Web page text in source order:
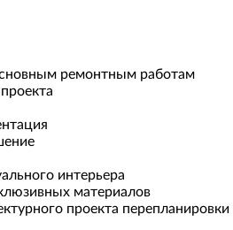
ремонтным работам
интерьера
материалов
проекта перепланировки